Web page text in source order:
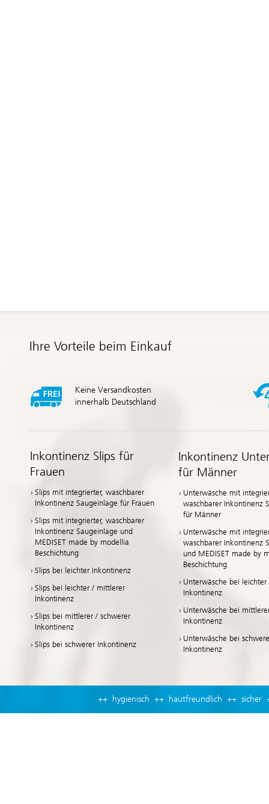
Ihre Vorteile beim Einkauf
Keine Versandkosten
innerhalb Deutschland
Inkontinenz Slips für
Frauen
Slips mit integrierter, waschbarer
Inkontinenz Saugeinlage für Frauen
Slips mit integrierter, waschbarer
Inkontinenz Saugeinlage und
MEDISET made by modellia
Beschichtung
Slips bei leichter Inkontinenz
Slips bei leichter / mittlerer
Inkontinenz
Slips bei mittlerer / schwerer
Inkontinenz
Slips bei schwerer Inkontinenz
Inkontinenz
für Männer
Unterwäsche mit
waschbarer Inkontinenz
für Männer
Unterwäsche mit
waschbarer Inkontinenz
und MEDISET made by
Beschichtung
Unterwäsche bei
Inkontinenz
Unterwäsche bei
Inkontinenz
Unterwäsche bei
Inkontinenz
++ hygienisch ++ hautfreundlich ++ sicher